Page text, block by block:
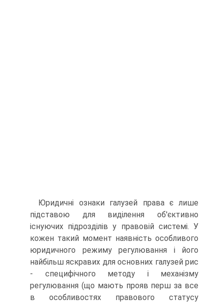
Юридичні ознаки галузей права є лише
підставою для виділення об'єктивно
існуючих підрозділів у правовій сис­темі. У
кожен такий момент наявність особливого
юридич­ного режиму регулювання і його
найбільш яскравих для ос­новних галузей рис
- специфічного методу і механізму
регулювання (що мають прояв перш за все
в особливостях правового статусу